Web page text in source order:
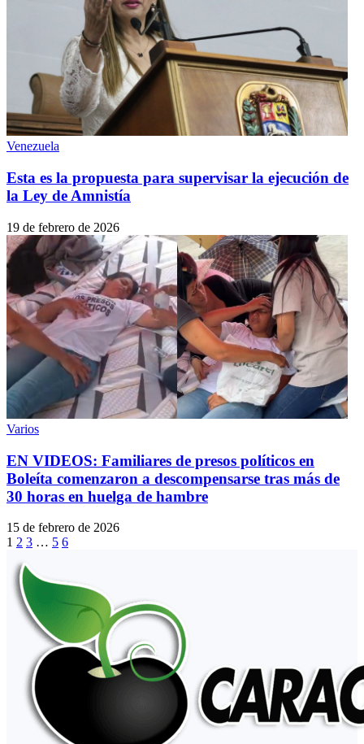
Venezuela
Esta es la propuesta para supervisar la ejecución de
la Ley de Amnistía
19 de febrero de 2026
Varios
EN VIDEOS: Familiares de presos políticos en
Boleíta comenzaron a descompensarse tras más de
30 horas en huelga de hambre
15 de febrero de 2026
1 2 3 … 5 6